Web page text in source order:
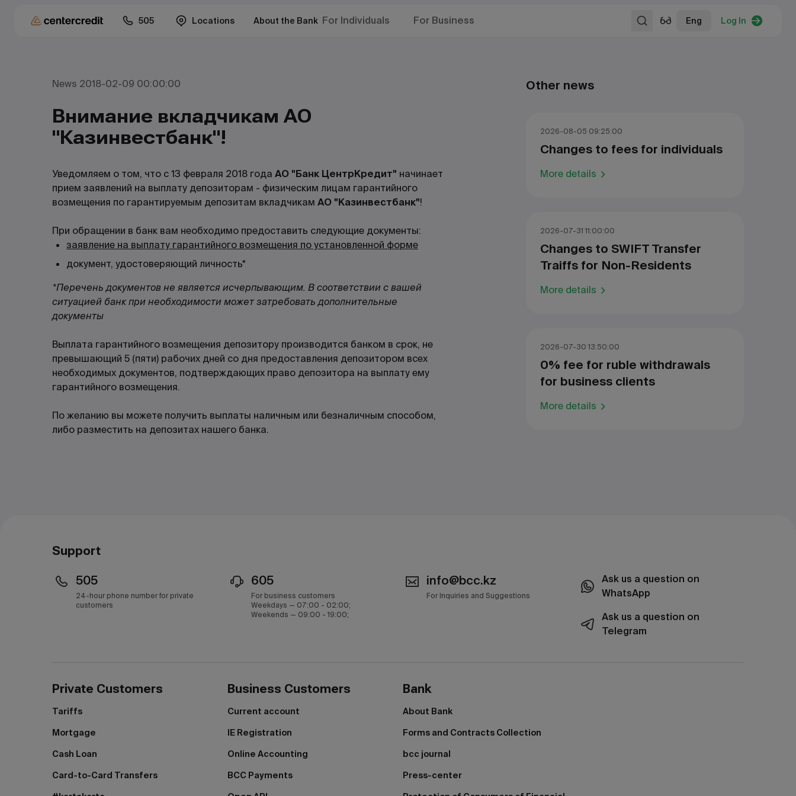
505 Locations About the Bank For Individuals For Business Eng Log In
News 2018-02-09 00:00:00
Внимание вкладчикам АО
"Казинвестбанк"!
Уведомляем о том, что с 13 февраля 2018 года АО "Банк ЦентрКредит" начинает
прием заявлений на выплату депозиторам - физическим лицам гарантийного
возмещения по гарантируемым депозитам вкладчикам АО "Казинвестбанк"!
При обращении в банк вам необходимо предоставить следующие документы:
заявление на выплату гарантийного возмещения по установленной форме
документ, удостоверяющий личность*
*Перечень документов не является исчерпывающим. В соответствии с вашей
ситуацией банк при необходимости может затребовать дополнительные
документы
Выплата гарантийного возмещения депозитору производится банком в срок, не
превышающий 5 (пяти) рабочих дней со дня предоставления депозитором всех
необходимых документов, подтверждающих право депозитора на выплату ему
гарантийного возмещения.
По желанию вы можете получить выплаты наличным или безналичным способом,
либо разместить на депозитах нашего банка.
Other news
2026-08-05 09:25:00
Changes to fees for individuals
More details
2026-07-31 11:00:00
Changes to SWIFT Transfer
Traiffs for Non-Residents
More details
2026-07-30 13:50:00
0% fee for ruble withdrawals
for business clients
More details
Support
505
24-hour phone number for private
customers
605
For business customers
Weekdays — 07:00 - 02:00;
Weekends — 09:00 - 19:00;
info@bcc.kz
For Inquiries and Suggestions
Ask us a question on
WhatsApp
Ask us a question on
Telegram
Private Customers
Tariffs
Mortgage
Cash Loan
Card-to-Card Transfers
Business Customers
Current account
IE Registration
Online Accounting
BCC Payments
Bank
About Bank
Forms and Contracts Collection
bcc journal
Press-center